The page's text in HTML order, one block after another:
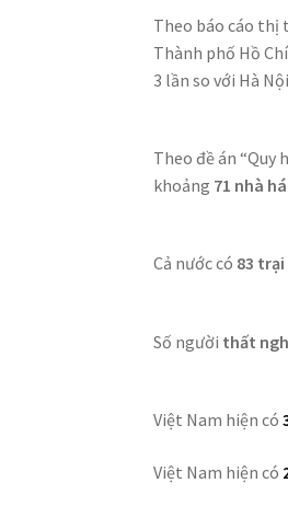
Theo báo cáo thị
Thành phố Hồ
3 lần so với Hà
Theo đề án
khoảng 71 nhà
Cả nước có 83
Số người thất
Việt Nam hiện có
Việt Nam hiện có